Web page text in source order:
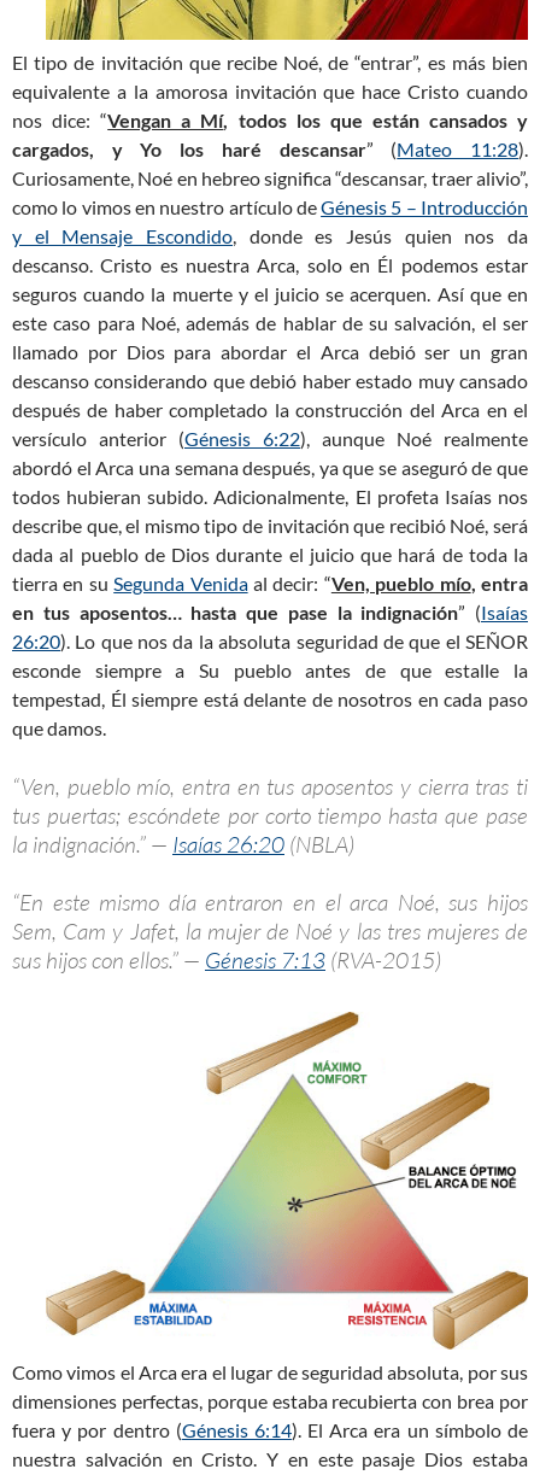
El tipo de invitación que recibe Noé, de “entrar”, es más bien
equivalente a la amorosa invitación que hace Cristo cuando
nos dice: “Vengan a Mí, todos los que están cansados y
cargados, y Yo los haré descansar” (Mateo 11:28).
Curiosamente, Noé en hebreo significa “descansar, traer alivio”,
como lo vimos en nuestro artículo deGénesis 5 – Introducción
y el Mensaje Escondido, donde es Jesús quien nos da
descanso. Cristo es nuestra Arca, solo en Él podemos estar
seguros cuando la muerte y el juicio se acerquen. Así que en
este caso para Noé, además de hablar de su salvación, el ser
llamado por Dios para abordar el Arca debió ser un gran
descanso considerando que debió haber estado muy cansado
después de haber completado la construcción del Arca en el
versículo anterior (Génesis 6:22), aunque Noé realmente
abordó el Arca una semana después, ya que se aseguró de que
todos hubieran subido. Adicionalmente, El profeta Isaías nos
describe que, el mismo tipo de invitación que recibió Noé, será
dada al pueblo de Dios durante el juicio que hará de toda la
tierra en suSegunda Venidaal decir: “Ven, pueblo mío, entra
en tus aposentos… hasta que pase la indignación” (Isaías
26:20). Lo que nos da la absoluta seguridad de que el SEÑOR
esconde siempre a Su pueblo antes de que estalle la
tempestad, Él siempre está delante de nosotros en cada paso
que damos.
“Ven, pueblo mío, entra en tus aposentos y cierra tras ti
tus puertas; escóndete por corto tiempo hasta que pase
la indignación.” — Isaías 26:20 (NBLA)
“En este mismo día entraron en el arca Noé, sus hijos
Sem, Cam y Jafet, la mujer de Noé y las tres mujeres de
sus hijos con ellos.” — Génesis 7:13 (RVA-2015)
Como vimos el Arca era el lugar de seguridad absoluta, por sus
dimensiones perfectas, porque estaba recubierta con brea por
fuera y por dentro (Génesis 6:14). El Arca era un símbolo de
nuestra salvación en Cristo. Y en este pasaje Dios estaba